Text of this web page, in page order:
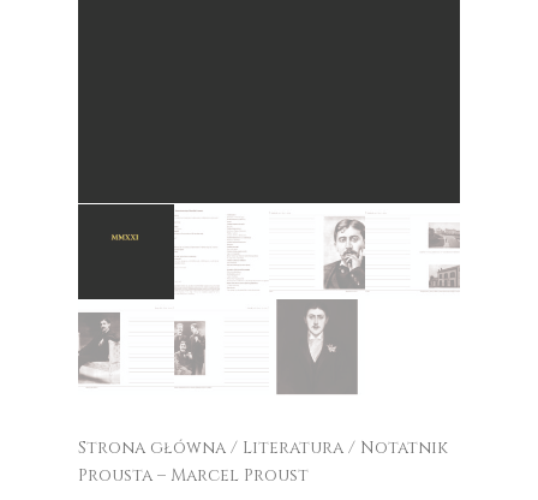
Strona główna / Literatura / Notatnik
Prousta – Marcel Proust